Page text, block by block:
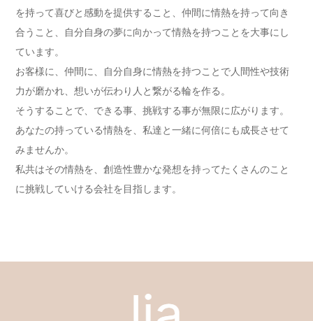
を持って喜びと感動を提供すること、仲間に情熱を持って向き
合うこと、自分自身の夢に向かって情熱を持つことを大事にし
ています。
お客様に、仲間に、自分自身に情熱を持つことで人間性や技術
力が磨かれ、想いが伝わり人と繋がる輪を作る。
そうすることで、できる事、挑戦する事が無限に広がります。
あなたの持っている情熱を、私達と一緒に何倍にも成長させて
みませんか。
私共はその情熱を、創造性豊かな発想を持ってたくさんのこと
に挑戦していける会社を目指します。